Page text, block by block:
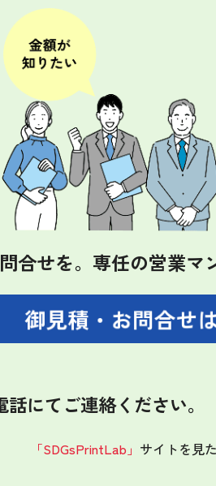
合せを。 専任の営業マ
御見積・お問合せ
にてご連絡ください。
「SDGsPrintLab」 サイトを見